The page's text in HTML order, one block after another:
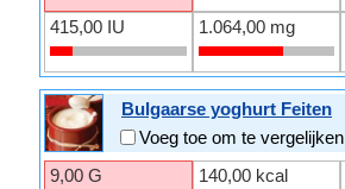
415,00 IU 1.064,00 mg
Bulgaarse yoghurt Feiten
Voeg toe om te vergelijken
9,00 G
140,00 kcal